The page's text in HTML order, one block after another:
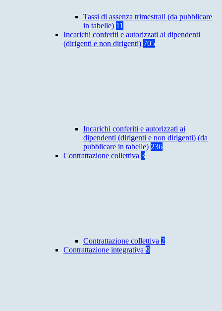
Tassi di assenza trimestrali (da pubblicare
in tabelle) 11
Incarichi conferiti e autorizzati ai dipendenti
(dirigenti e non dirigenti) 705
Incarichi conferiti e autorizzati ai
dipendenti (dirigenti e non dirigenti) (da
pubblicare in tabelle) 236
Contrattazione collettiva 3
Contrattazione collettiva 2
Contrattazione integrativa 9